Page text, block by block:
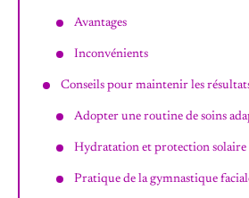
Avantages
Inconvénients
Conseils pour maintenir les
Adopter une routine de soins
Hydratation et protection solaire
Pratique de la gymnastique